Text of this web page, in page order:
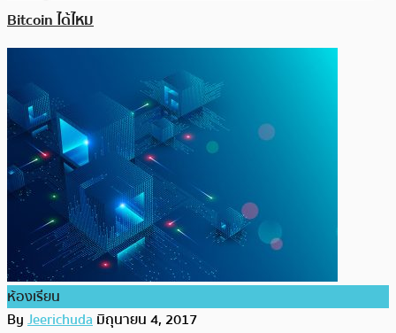
Bitcoin ได้ไหม
ห้องเรียน
ByJeerichudaมิถุนายน 4, 2017